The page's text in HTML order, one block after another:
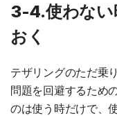
3-4.使わない
おく
テザリングのただ乗
問題を回避するため
のは使う時だけで、